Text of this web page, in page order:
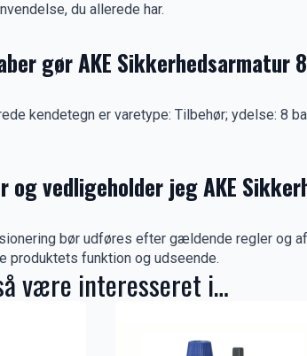
du allerede har.
gør AKE Sikkerhedsarmatur
kendetegn er varetype: Tilbehør; ydelse: 8
og vedligeholder jeg AKE
bør udføres efter gældende regler og
produktets funktion og udseende.
være interesseret i…